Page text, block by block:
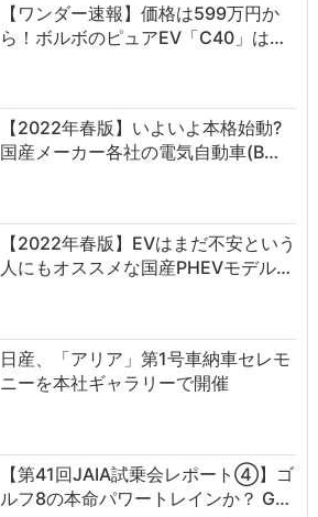
【ワンダー速報】価格は599万円か
ら！ボルボのピュアEV「C40」は…
【2022年春版】いよいよ本格始動?
国産メーカー各社の電気自動車(B…
【2022年春版】EVはまだ不安という
人にもオススメな国産PHEVモデル…
日産、「アリア」第1号車納車セレモ
ニーを本社ギャラリーで開催
【第41回JAIA試乗会レポート④】ゴ
ルフ8の本命パワートレインか？ G…